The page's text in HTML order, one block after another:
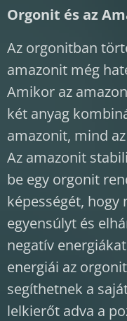
Orgonit és az
Az orgonitban
amazonit még
Amikor az
két anyag
amazonit, mind
Az amazonit
be egy orgonit
képességét, hogy
egyensúlyt és
negatív
energiái az
segíthetnek a
lelkierőt adva a